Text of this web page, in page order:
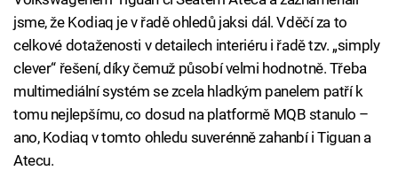
jsme, že Kodiaq je v řadě ohledů jaksi dál. Vděčí za to
celkové dotaženosti v detailech interiéru i řadě tzv. „simply
clever“ řešení, díky čemuž působí velmi hodnotně. Třeba
multimediální systém se zcela hladkým panelem patří k
tomu nejlepšímu, co dosud na platformě MQB stanulo –
ano, Kodiaq v tomto ohledu suverénně zahanbí i Tiguan a
Atecu.